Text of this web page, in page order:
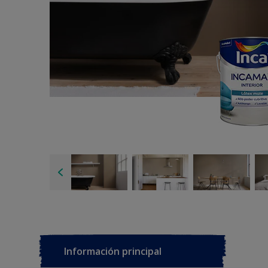
Información principal